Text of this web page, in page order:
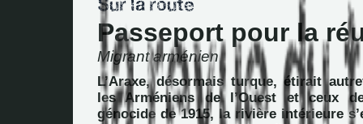
Passeport pour la
Migrant arménien
L’Araxe, désormais turque, étirait
les Arméniens de l’Ouest et ceux
génocide de 1915, la rivière intérieure